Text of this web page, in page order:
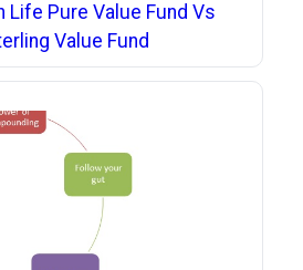
Life Pure Value Fund Vs
Value Fund